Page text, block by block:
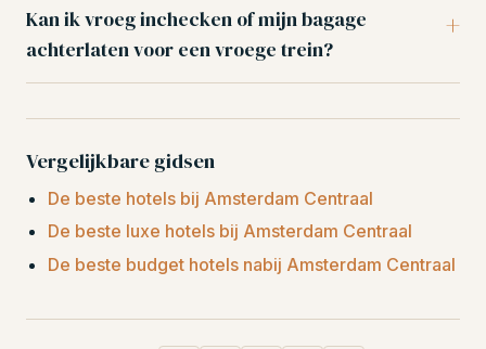
Kan ik vroeg inchecken of mijn bagage
achterlaten voor een vroege trein?
Vergelijkbare gidsen
De beste hotels bij Amsterdam Centraal
De beste luxe hotels bij Amsterdam Centraal
De beste budget hotels nabij Amsterdam Centraal